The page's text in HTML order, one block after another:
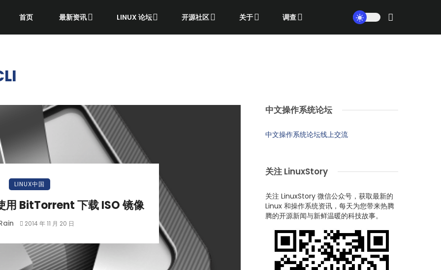
首页 最新资讯 LINUX 论坛 开源社区 关于 调查
LINUX中国
用 BitTorrent 下载 ISO 镜像
2014 年 11 月 20 日
中文操作系统论坛
中文操作系统论坛线上交流
关注 LinuxStory
关注 LinuxStory 微信公众号，获取最新的
Linux 和操作系统资讯，每天为您带来热腾
腾的开源新闻与新鲜温暖的科技故事。